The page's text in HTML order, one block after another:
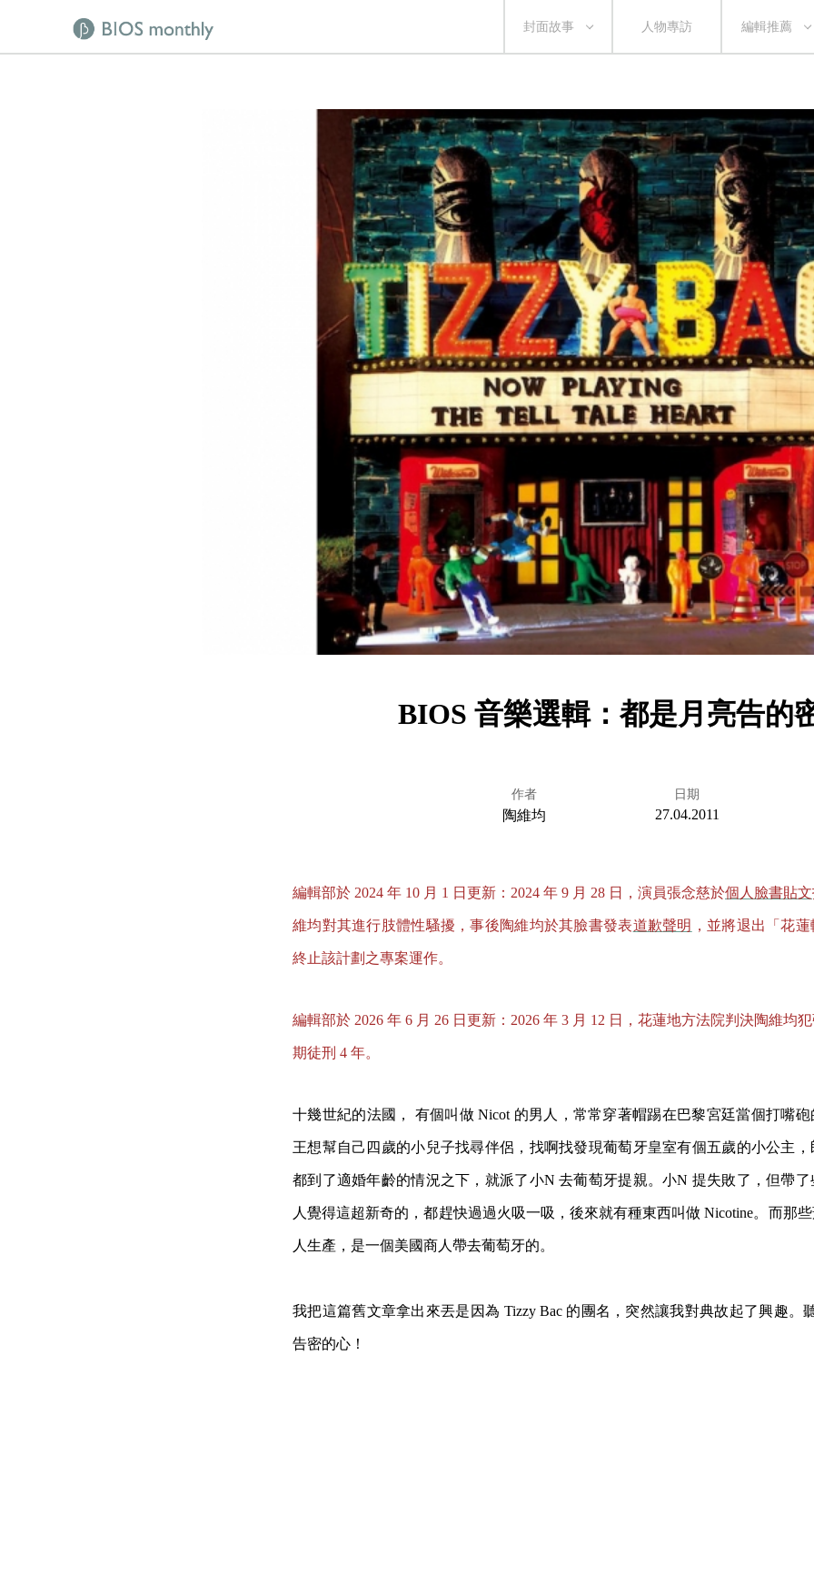
封面故事 人物專訪 編輯推薦
BIOS 音樂選輯：都是月亮告的
作者
陶維均
日期
27.04.2011
編輯部於 2024 年 10 月 1 日更新：2024 年 9 月 28 日，演員張念慈於個人臉書貼文
維均對其進行肢體性騷擾，事後陶維均於其臉書發表道歉聲明 ，並將退出「花
終止該計劃之專案運作。
編輯部於 2026 年 6 月 26 日更新：2026 年 3 月 12 日，花蓮地方法院判決陶維均
期徒刑 4 年。​​​​​​​
十幾世紀的法國， 有個叫做 Nicot 的男人，常常穿著帽踢在巴黎宮廷當個打嘴
王想幫自己四歲的小兒子找尋伴侶，找啊找發現葡萄牙皇室有個五歲的小公主
都到了適婚年齡的情況之下， 就派了小N 去葡萄牙提親。小N 提失敗了，但帶
人覺得這超新奇的，都趕快過過火吸一吸，後來就有種東西叫做 Nicotine。而那
人生產，是一個美國商人帶去葡萄牙的。
我把這篇舊文章拿出來丟是因為 Tizzy Bac 的團名，突然讓我對典故起了興趣。
告密的心！